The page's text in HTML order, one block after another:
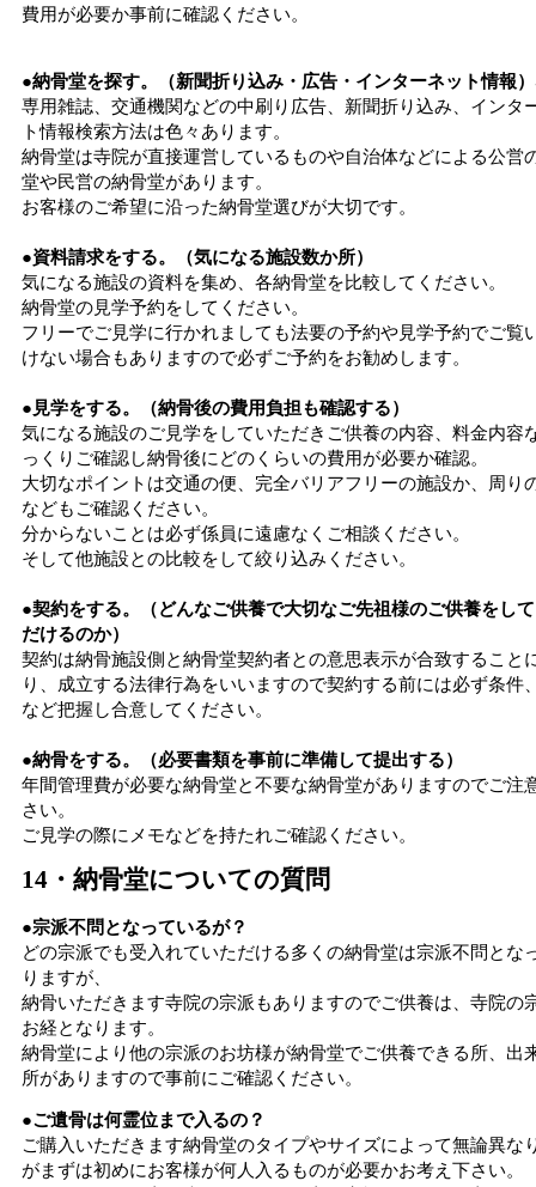
費用が必要か事前に確認ください。
●納骨堂を探す。（新聞折り込み・広告・インターネット情報
専用雑誌、交通機関などの中刷り広告、新聞折り込み、インタ
ト情報検索方法は色々あります。
納骨堂は寺院が直接運営しているものや自治体などによる公営
堂や民営の納骨堂があります。
お客様のご希望に沿った納骨堂選びが大切です。
●資料請求をする。（気になる施設数か所）
気になる施設の資料を集め、各納骨堂を比較してください。
納骨堂の見学予約をしてください。
フリーでご見学に行かれましても法要の予約や見学予約でご覧
けない場合もありますので必ずご予約をお勧めします。
●見学をする。（納骨後の費用負担も確認する）
気になる施設のご見学をしていただきご供養の内容、料金内容
っくりご確認し納骨後にどのくらいの費用が必要か確認。
大切なポイントは交通の便、完全バリアフリーの施設か、周り
などもご確認ください。
分からないことは必ず係員に遠慮なくご相談ください。
そして他施設との比較をして絞り込みください。
●契約をする。（どんなご供養で大切なご先祖様のご供養をし
だけるのか）
契約は納骨施設側と納骨堂契約者との意思表示が合致すること
り、成立する法律行為をいいますので契約する前には必ず条件
など把握し合意してください。
●納骨をする。（必要書類を事前に準備して提出する）
年間管理費が必要な納骨堂と不要な納骨堂がありますのでご注
さい。
ご見学の際にメモなどを持たれご確認ください。
14・納骨堂についての質問
●宗派不問となっているが？
どの宗派でも受入れていただける多くの納骨堂は宗派不問とな
りますが、
納骨いただきます寺院の宗派もありますのでご供養は、寺院の
お経となります。
納骨堂により他の宗派のお坊様が納骨堂でご供養できる所、出
所がありますので事前にご確認ください。
●ご遺骨は何霊位まで入るの？
ご購入いただきます納骨堂のタイプやサイズによって無論異な
がまずは初めにお客様が何人入るものが必要かお考え下さい。